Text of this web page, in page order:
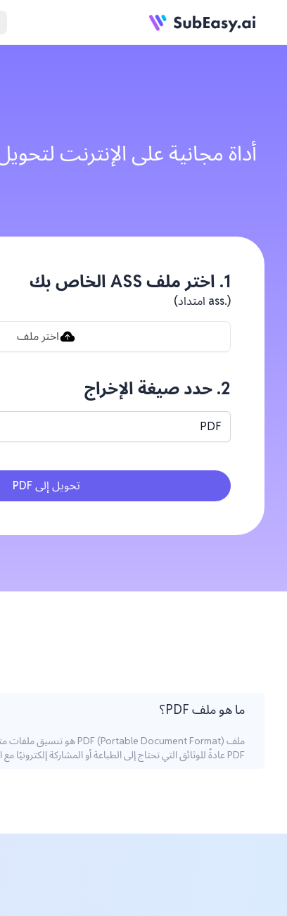
1. اختر ملف ASS الخاص بك
(.ass امتداد)
اختر ملف
2. حدد صيغة الإخراج
PDF
تحويل إلى PDF
ما هو ملف PDF؟
PDF عادةً للوثائق التي تحتاج إلى الطباعة أو المشاركة إلكترونيًا مع الحفاظ على تنسيقها الأصلي.